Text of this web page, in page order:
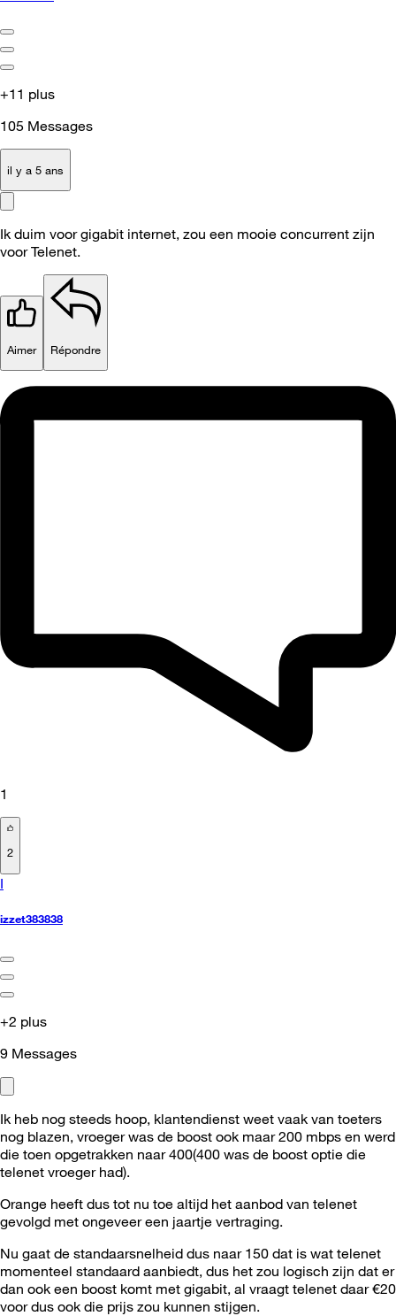
+11 plus
105 Messages
il y a 5 ans
Ik duim voor gigabit internet, zou een mooie concurrent zijn
voor Telenet.
Aimer Répondre
1
2
I
izzet383838
+2 plus
9 Messages
Ik heb nog steeds hoop, klantendienst weet vaak van toeters
nog blazen, vroeger was de boost ook maar 200 mbps en werd
die toen opgetrakken naar 400(400 was de boost optie die
telenet vroeger had).
Orange heeft dus tot nu toe altijd het aanbod van telenet
gevolgd met ongeveer een jaartje vertraging.
Nu gaat de standaarsnelheid dus naar 150 dat is wat telenet
momenteel standaard aanbiedt, dus het zou logisch zijn dat er
dan ook een boost komt met gigabit, al vraagt telenet daar €20
voor dus ook die prijs zou kunnen stijgen.